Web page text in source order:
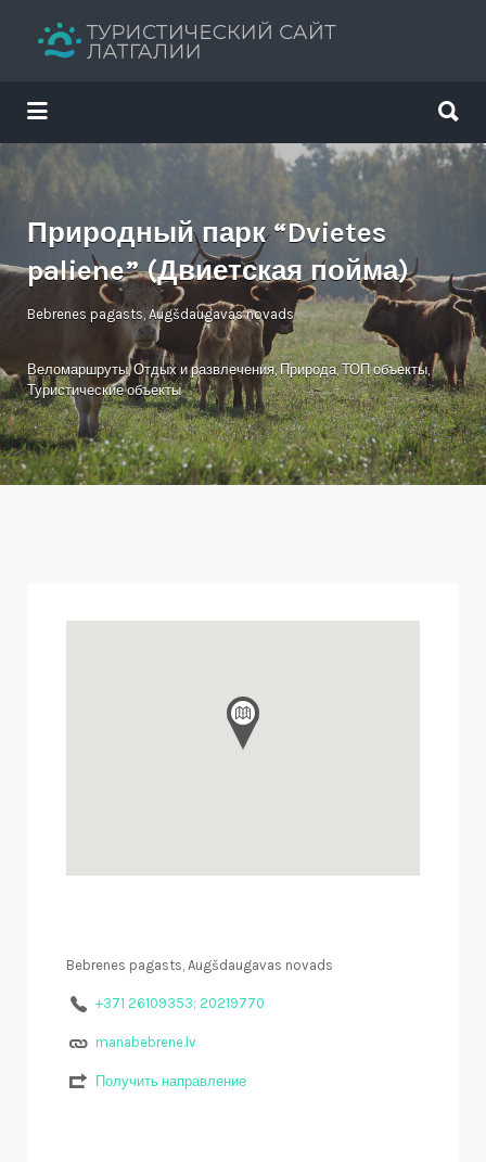
Путеводитель твоего отдыха
Искать:
Природный парк “Dvietes
paliene” (Двиетская пойма)
Bebrenes pagasts, Augšdaugavas novads
Веломаршруты,Отдых и развлечения,Природа,ТОП объекты,
Туристические объекты
Bebrenes pagasts, Augšdaugavas novads
+371 26109353; 20219770
manabebrene.lv
Получить направление